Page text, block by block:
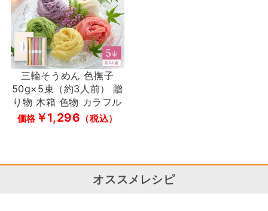
三輪そうめん 色撫子
50g×5束（約3人前） 贈
り物 木箱 色物 カラフル
価格 ￥1,296 （税込）
オススメレシピ